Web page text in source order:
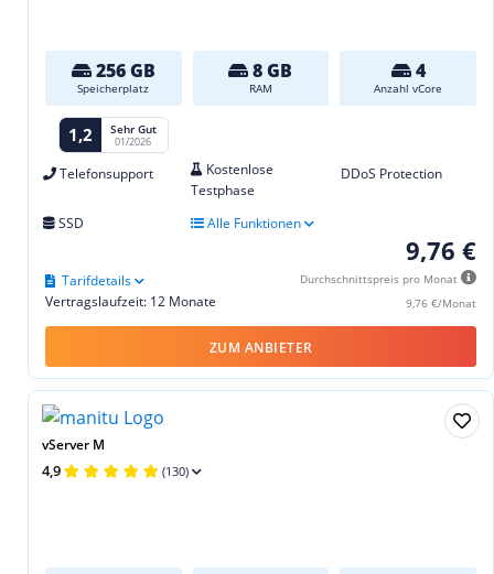
256 GB
Speicherplatz
8 GB
RAM
4
Anzahl vCore
1,2 Sehr Gut
01/2026
Telefonsupport
Kostenlose
Testphase
DDoS Protection
SSD Alle Funktionen
9,76 €
Durchschnittspreis pro Monat
9,76 €/Monat
Vertragslaufzeit: 12 Monate
Tarifdetails
ZUM ANBIETER
vServer M
4,9 (130)